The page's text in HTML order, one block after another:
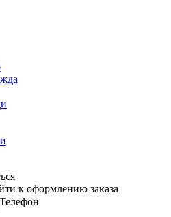
к оформлению заказа
Телефон